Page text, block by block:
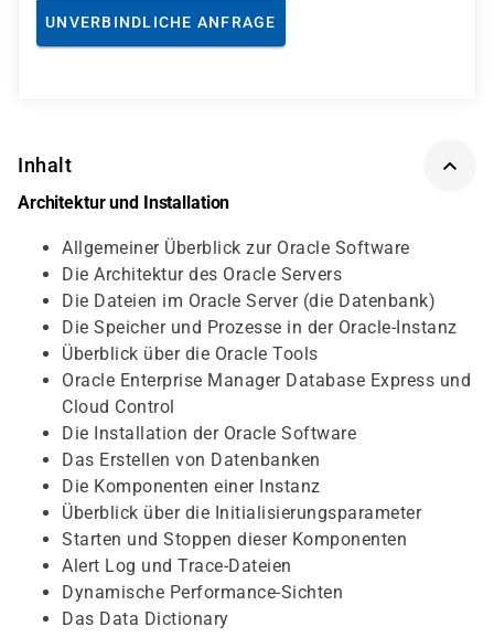
UNVERBINDLICHE ANFRAGE
Inhalt
Architektur und Installation
Allgemeiner Überblick zur Oracle Software
Die Architektur des Oracle Servers
Die Dateien im Oracle Server (die Datenbank)
Die Speicher und Prozesse in der Oracle-Instanz
Überblick über die Oracle Tools
Oracle Enterprise Manager Database Express und
Cloud Control
Die Installation der Oracle Software
Das Erstellen von Datenbanken
Die Komponenten einer Instanz
Überblick über die Initialisierungsparameter
Starten und Stoppen dieser Komponenten
Alert Log und Trace-Dateien
Dynamische Performance-Sichten
Das Data Dictionary